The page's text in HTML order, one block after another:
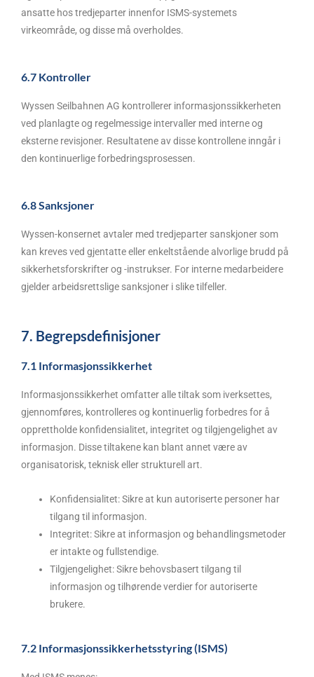
ansatte hos tredjeparter innenfor ISMS-systemets
virkeområde, og disse må overholdes.
6.7 Kontroller
Wyssen Seilbahnen AG kontrollerer informasjonssikkerheten
ved planlagte og regelmessige intervaller med interne og
eksterne revisjoner. Resultatene av disse kontrollene inngår i
den kontinuerlige forbedringsprosessen.
6.8 Sanksjoner
Wyssen-konsernet avtaler med tredjeparter sanskjoner som
kan kreves ved gjentatte eller enkeltstående alvorlige brudd på
sikkerhetsforskrifter og -instrukser. For interne medarbeidere
gjelder arbeidsrettslige sanksjoner i slike tilfeller.
7. Begrepsdefinisjoner
7.1 Informasjonssikkerhet
Informasjonssikkerhet omfatter alle tiltak som iverksettes,
gjennomføres, kontrolleres og kontinuerlig forbedres for å
opprettholde konfidensialitet, integritet og tilgjengelighet av
informasjon. Disse tiltakene kan blant annet være av
organisatorisk, teknisk eller strukturell art.
Konfidensialitet: Sikre at kun autoriserte personer har
tilgang til informasjon.
Integritet: Sikre at informasjon og behandlingsmetoder
er intakte og fullstendige.
Tilgjengelighet: Sikre behovsbasert tilgang til
informasjon og tilhørende verdier for autoriserte
brukere.
7.2 Informasjonssikkerhetsstyring (ISMS)